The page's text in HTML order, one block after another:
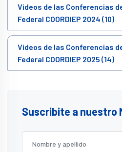
Videos de las Conferencias
Federal COORDIEP 2024 (10)
Videos de las Conferencias
Federal COORDIEP 2025 (14)
Suscribite a nuestro